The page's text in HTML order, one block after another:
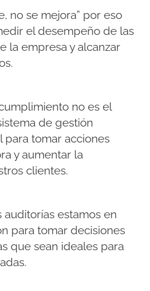
no se mejora” por eso
el desempeño de las
la empresa y alcanzar
no es el
de gestión
para tomar acciones
y aumentar la
clientes.
estamos en
para tomar decisiones
que sean ideales para